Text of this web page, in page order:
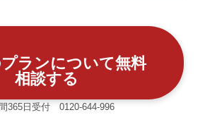
ランについて無料
相談する
365日受付 0120-644-996